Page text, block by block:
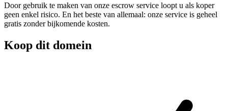
Door gebruik te maken van onze escrow service loopt u als koper
geen enkel risico. En het beste van allemaal: onze service is geheel
gratis zonder bijkomende kosten.
Koop dit domein